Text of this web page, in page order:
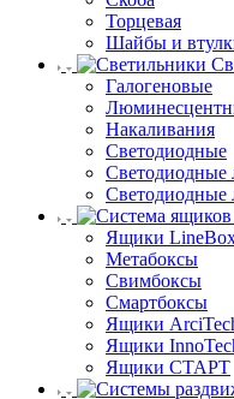
Торцевая
Шайбы и
Галогеновые
Накаливания
Светодиодные
Светодиодные
Светодиодные
Ящики
Метабоксы
Свимбоксы
Смартбоксы
Ящики
Ящики
Ящики СТАРТ